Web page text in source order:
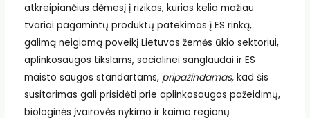
atkreipiančius dėmesį į rizikas, kurias kelia mažiau
tvariai pagamintų produktų patekimas į ES rinką,
galimą neigiamą poveikį Lietuvos žemės ūkio sektoriui,
aplinkosaugos tikslams, socialinei sanglaudai ir ES
maisto saugos standartams, pripažindamas,kad šis
susitarimas gali prisidėti prie aplinkosaugos pažeidimų,
biologinės įvairovės nykimo ir kaimo regionų